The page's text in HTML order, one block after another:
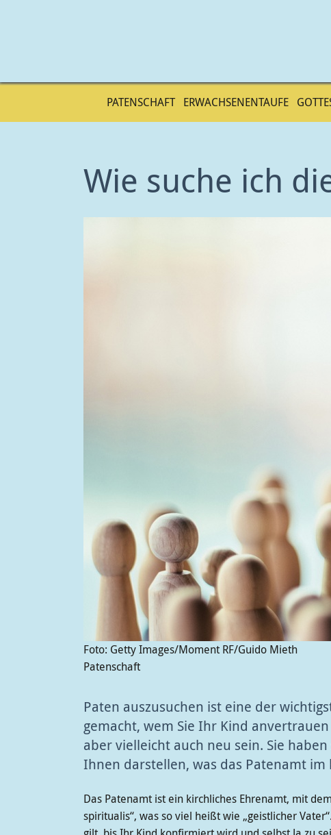
PATENSCHAFT ERWACHSENENTAUFE
Wie suche ich
Foto: Getty Images/Moment RF/Guido Mieth
Patenschaft
Paten auszusuchen ist eine der
gemacht, wem Sie Ihr Kind
aber vielleicht auch neu sein. Sie
Ihnen darstellen, was das Patenamt
Das Patenamt ist ein kirchliches Ehrenamt, mit
spiritualis“, was so viel heißt wie „geistlicher